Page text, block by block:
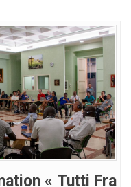
« Tutti Fra